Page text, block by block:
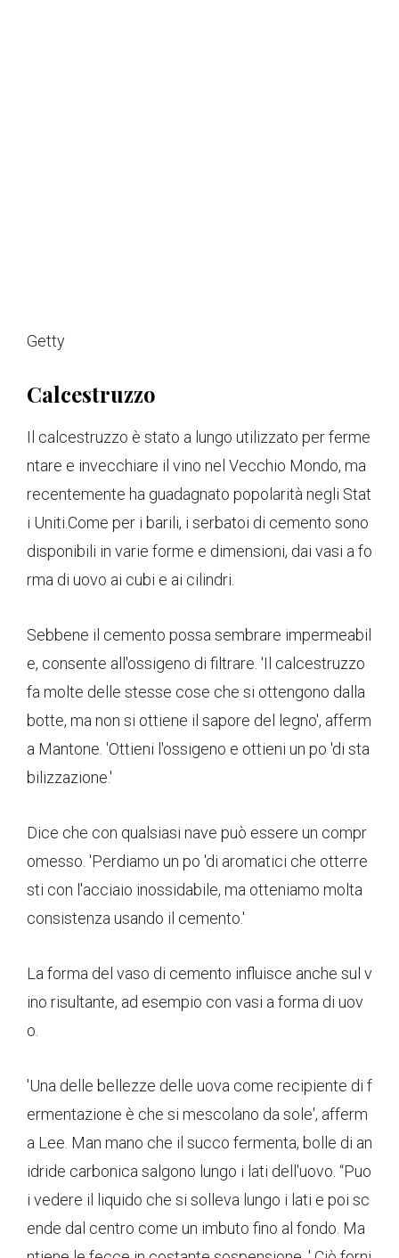
Getty
Calcestruzzo
Il calcestruzzo è stato a lungo utilizzato per ferme
ntare e invecchiare il vino nel Vecchio Mondo, ma
recentemente ha guadagnato popolarità negli Stat
i Uniti.Come per i barili, i serbatoi di cemento sono
disponibili in varie forme e dimensioni, dai vasi a fo
rma di uovo ai cubi e ai cilindri.
Sebbene il cemento possa sembrare impermeabil
e, consente all'ossigeno di filtrare. 'Il calcestruzzo
fa molte delle stesse cose che si ottengono dalla
botte, ma non si ottiene il sapore del legno', afferm
a Mantone. 'Ottieni l'ossigeno e ottieni un po 'di sta
bilizzazione.'
Dice che con qualsiasi nave può essere un compr
omesso. 'Perdiamo un po 'di aromatici che otterre
sti con l'acciaio inossidabile, ma otteniamo molta
consistenza usando il cemento.'
La forma del vaso di cemento influisce anche sul v
ino risultante, ad esempio con vasi a forma di uov
o.
'Una delle bellezze delle uova come recipiente di f
ermentazione è che si mescolano da sole', afferm
a Lee. Man mano che il succo fermenta, bolle di an
idride carbonica salgono lungo i lati dell'uovo. “Puo
i vedere il liquido che si solleva lungo i lati e poi sc
ende dal centro come un imbuto fino al fondo. Ma